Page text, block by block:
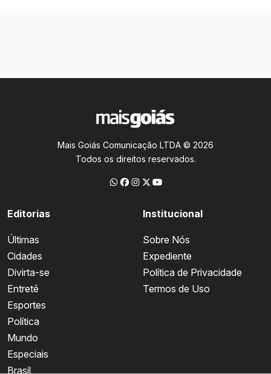
Mais Goiás Comunicação LTDA © 2026
Todos os direitos reservados.
Editorias
Últimas
Cidades
Divirta-se
Entretê
Esportes
Política
Mundo
Especiais
Brasil
Institucional
Sobre Nós
Expediente
Política de Privacidade
Termos de Uso